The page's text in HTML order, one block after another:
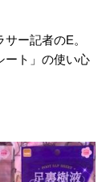
サー記者のE。
ート」の使い心